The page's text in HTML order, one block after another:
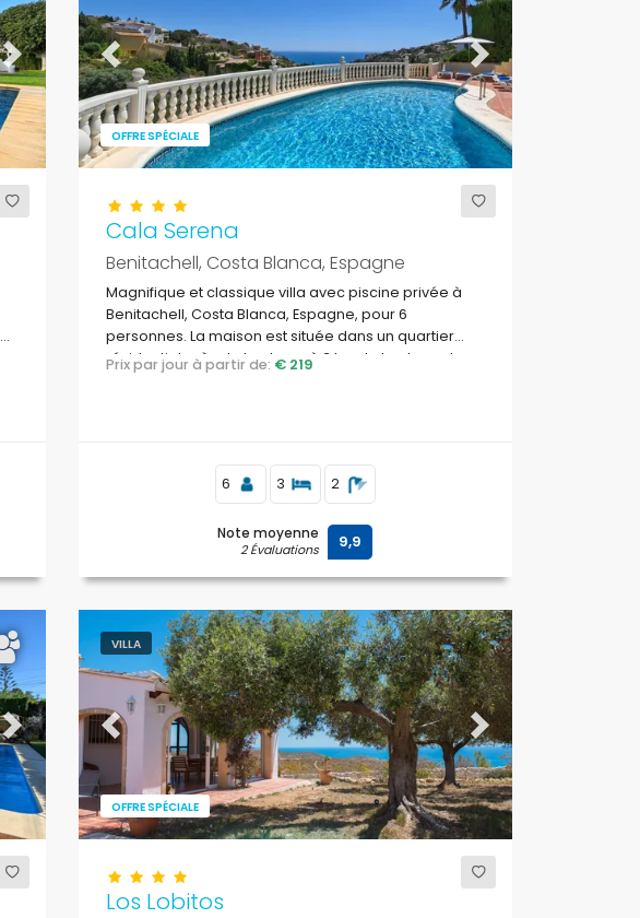
Next
OFFRE SPÉCIALE
Previous Next
Cala Serena
Benitachell, Costa Blanca, Espagne
Magnifique et classique villa avec piscine privée à
Benitachell, Costa Blanca, Espagne, pour 6
personnes. La maison est située dans un quartier
résidentiel près de la plage, à 3 km de la plage de
Prix par jour à partir de: € 219
6 3 2
Note moyenne
2 Évaluations 9,9
Next
VILLA
OFFRE SPÉCIALE
Previous Next
Los Lobitos